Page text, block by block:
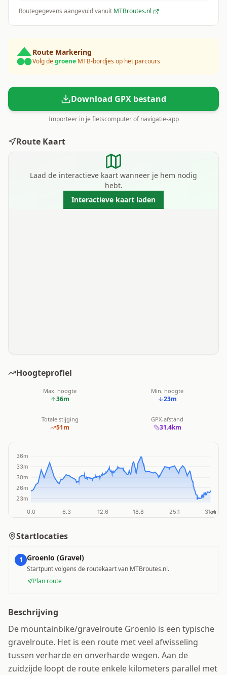
Routegegevens aangevuld vanuit MTBroutes.nl
Route Markering
Volg degroene MTB-bordjes op het parcours
Download GPX bestand
Importeer in je fietscomputer of navigatie-app
Route Kaart
Laad de interactieve kaart wanneer je hem nodig
hebt.
Interactieve kaart laden
Hoogteprofiel
Max. hoogte
36m
Min. hoogte
23m
Totale stijging
51m
GPX-afstand
31.4km
Startlocaties
1 Groenlo (Gravel)
Startpunt volgens de routekaart van MTBroutes.nl.
Plan route
Beschrijving
De mountainbike/gravelroute Groenlo is een typische
gravelroute. Het is een route met veel afwisseling
tussen verharde en onverharde wegen. Aan de
zuidzijde loopt de route enkele kilometers parallel met